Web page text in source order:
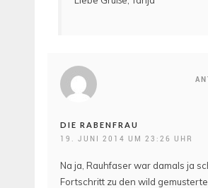
DIE RABENFRAU
19. JUNI 2014 UM 23:26 UHR
Na ja, Rauhfaser war damals ja
Fortschritt zu den wild